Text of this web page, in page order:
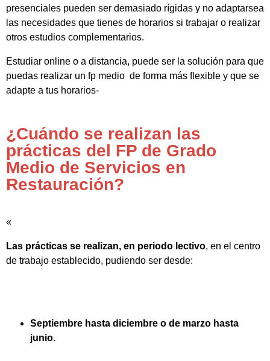
presenciales pueden ser demasiado rígidas y no adaptarsea
las necesidades que tienes de horarios si trabajar o realizar
otros estudios complementarios.
Estudiar online o a distancia, puede ser la solución para que
puedas realizar un fp medio de forma más flexible y que se
adapte a tus horarios-
¿Cuándo se realizan las
prácticas del FP de Grado
Medio de Servicios en
Restauración?
«
Las prácticas se realizan, en periodo lectivo, en el centro
de trabajo establecido, pudiendo ser desde:
Septiembre hasta diciembre o de marzo hasta
junio.